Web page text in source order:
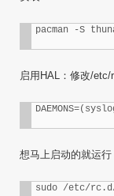
启用HAL：修改/
想马上启动的就运行